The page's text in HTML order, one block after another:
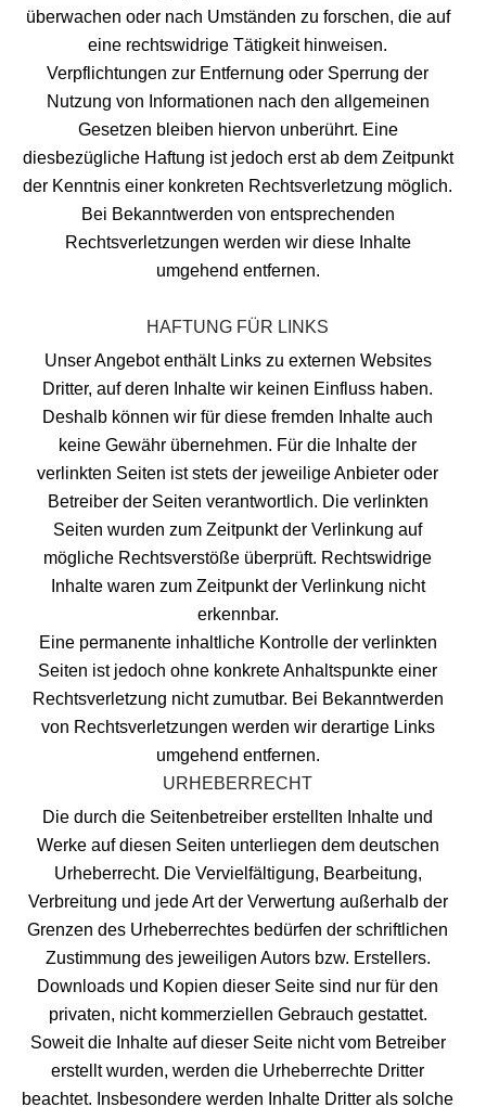
überwachen oder nach Umständen zu forschen, die auf
eine rechtswidrige Tätigkeit hinweisen.
Verpflichtungen zur Entfernung oder Sperrung der
Nutzung von Informationen nach den allgemeinen
Gesetzen bleiben hiervon unberührt. Eine
diesbezügliche Haftung ist jedoch erst ab dem Zeitpunkt
der Kenntnis einer konkreten Rechtsverletzung möglich.
Bei Bekanntwerden von entsprechenden
Rechtsverletzungen werden wir diese Inhalte
umgehend entfernen.
HAFTUNG FÜR LINKS
Unser Angebot enthält Links zu externen Websites
Dritter, auf deren Inhalte wir keinen Einfluss haben.
Deshalb können wir für diese fremden Inhalte auch
keine Gewähr übernehmen. Für die Inhalte der
verlinkten Seiten ist stets der jeweilige Anbieter oder
Betreiber der Seiten verantwortlich. Die verlinkten
Seiten wurden zum Zeitpunkt der Verlinkung auf
mögliche Rechtsverstöße überprüft. Rechtswidrige
Inhalte waren zum Zeitpunkt der Verlinkung nicht
erkennbar.
Eine permanente inhaltliche Kontrolle der verlinkten
Seiten ist jedoch ohne konkrete Anhaltspunkte einer
Rechtsverletzung nicht zumutbar. Bei Bekanntwerden
von Rechtsverletzungen werden wir derartige Links
umgehend entfernen.
URHEBERRECHT
Die durch die Seitenbetreiber erstellten Inhalte und
Werke auf diesen Seiten unterliegen dem deutschen
Urheberrecht. Die Vervielfältigung, Bearbeitung,
Verbreitung und jede Art der Verwertung außerhalb der
Grenzen des Urheberrechtes bedürfen der schriftlichen
Zustimmung des jeweiligen Autors bzw. Erstellers.
Downloads und Kopien dieser Seite sind nur für den
privaten, nicht kommerziellen Gebrauch gestattet.
Soweit die Inhalte auf dieser Seite nicht vom Betreiber
erstellt wurden, werden die Urheberrechte Dritter
beachtet. Insbesondere werden Inhalte Dritter als solche